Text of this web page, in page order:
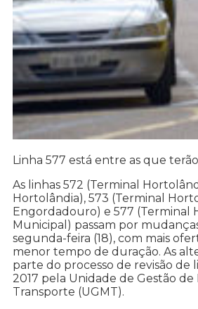
Linha 577 está entre as que
As linhas 572 (Terminal
Hortolândia), 573 (Terminal
Engordadouro) e 577 (Terminal
Municipal) passam por
segunda-feira (18), com mais
menor tempo de duração. As
parte do processo de revisão de
2017 pela Unidade de Gestão de
Transporte (UGMT).